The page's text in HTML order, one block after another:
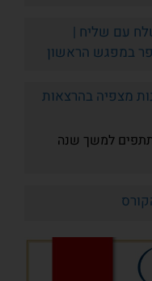
עם שליח |
במפגש הראשון
מצפיה בהרצאות
למשך שנה